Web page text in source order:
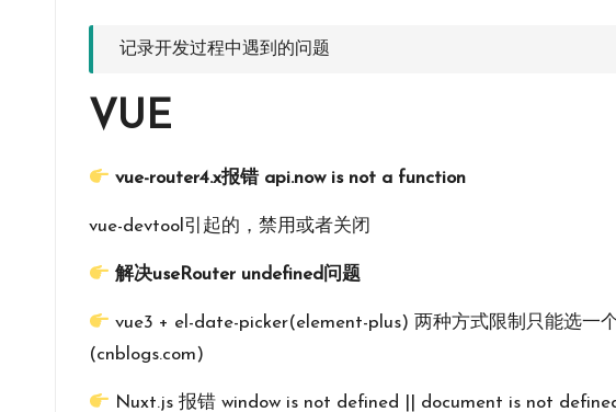
记录开发过程中遇到的问题
VUE
vue-router4.x报错 api.now is not a function
vue-devtool引起的，禁用或者关闭
解决useRouter undefined问题
vue3 + el-date-picker(element-plus) 两种方式限制只能选一
(cnblogs.com)
Nuxt.js 报错 window is not defined || document is not